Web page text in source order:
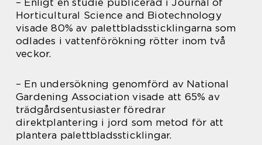
– Enligt en studie publicerad i Journal of
Horticultural Science and Biotechnology
visade 80% av palettbladssticklingarna som
odlades i vattenförökning rötter inom två
veckor.
– En undersökning genomförd av National
Gardening Association visade att 65% av
trädgårdsentusiaster föredrar
direktplantering i jord som metod för att
plantera palettbladssticklingar.